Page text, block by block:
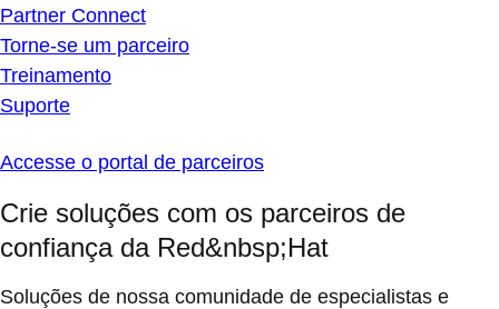
Partner Connect
Torne-se um parceiro
Treinamento
Suporte
Accesse o portal de parceiros
Crie soluções com os parceiros de
confiança da Red&nbsp;Hat
Soluções de nossa comunidade de especialistas e